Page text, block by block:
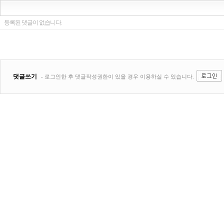
등록된 댓글이 없습니다.
댓글쓰기 - 로그인한 후 댓글작성권한이 있을 경우 이용하실 수 있습니다.